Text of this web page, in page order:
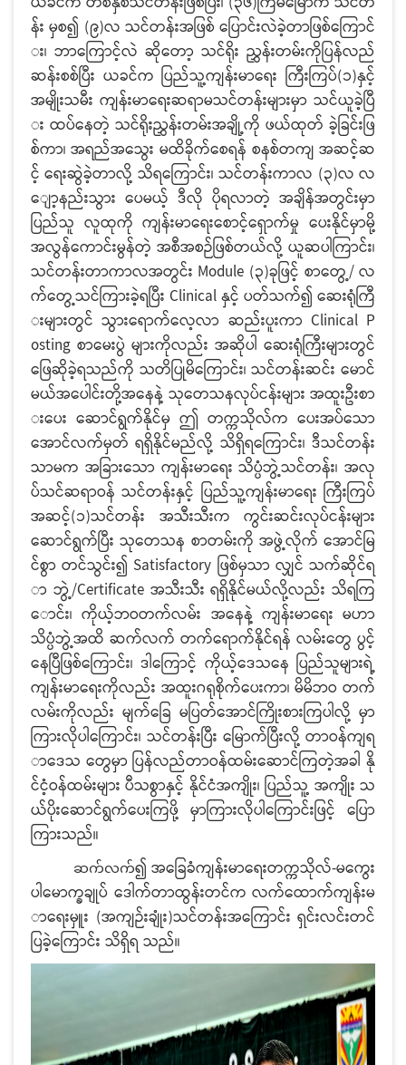
န်း မှစ၍ (၉)လ သင်တန်းအဖြစ် ပြောင်းလဲခဲ့တာဖြစ်ကြောင်
း၊ ဘာကြောင့်လဲ ဆိုတော့ သင်ရိုး ညွှန်းတမ်းကိုပြန်လည်
ဆန်းစစ်ပြီး ယခင်က ပြည်သူ့ကျန်းမာရေး ကြီးကြပ်(၁)နှင့်
အမျိုးသမီး ကျန်းမာရေးဆရာမသင်တန်းများမှာ သင်ယူခဲ့ပြီ
း ထပ်နေတဲ့ သင်ရိုးညွှန်းတမ်းအချို့ကို ဖယ်ထုတ် ခဲ့ခြင်းဖြ
စ်ကာ၊ အရည်အသွေး မထိခိုက်စေရန် စနစ်တကျ အဆင့်ဆ
င့် ရေးဆွဲခဲ့တာလို့ သိရကြောင်း၊ သင်တန်းကာလ (၃)လ လ
ျော့နည်းသွား ပေမယ့် ဒီလို ပိုရလာတဲ့ အချိန်အတွင်းမှာ
ပြည်သူ လူထုကို ကျန်းမာရေးစောင့်ရှောက်မှု ပေးနိုင်မှာမို့
အလွန်ကောင်းမွန်တဲ့ အစီအစဉ်ဖြစ်တယ်လို့ ယူဆပါကြာင်း၊
သင်တန်းတာကာလအတွင်း Module (၃)ခုဖြင့် စာတွေ့/ လ
က်တွေ့သင်ကြားခဲ့ရပြီး Clinical နှင့် ပတ်သက်၍ ဆေးရုံကြီ
းများတွင် သွားရောက်လေ့လာ ဆည်းပူးကာ Clinical P
osting စာမေးပွဲ များကိုလည်း အဆိုပါ ဆေးရုံကြီးများတွင်
ဖြေဆိုခဲ့ရသည်ကို သတိပြုမိကြောင်း၊ သင်တန်းဆင်း မောင်
မယ်အပေါင်းတို့အနေနဲ့ သုတေသနလုပ်ငန်းများ အထူးဦးစာ
းပေး ဆောင်ရွက်နိုင်မှ ဤ တက္ကသိုလ်က ပေးအပ်သော
အောင်လက်မှတ် ရရှိနိုင်မည်လို့ သိရှိရကြောင်း၊ ဒီသင်တန်း
သာမက အခြားသော ကျန်းမာရေး သိပ္ပံဘွဲ့သင်တန်း၊ အလု
ပ်သင်ဆရာဝန် သင်တန်းနှင့် ပြည်သူ့ကျန်းမာရေး ကြီးကြပ်
အဆင့်(၁)သင်တန်း အသီးသီးက ကွင်းဆင်းလုပ်ငန်းများ
ဆောင်ရွက်ပြီး သုတေသန စာတမ်းကို အဖွဲ့လိုက် အောင်မြ
င်စွာ တင်သွင်း၍ Satisfactory ဖြစ်မှသာ လျှင် သက်ဆိုင်ရ
ာ ဘွဲ့/Certificate အသီးသီး ရရှိနိုင်မယ်လို့လည်း သိရကြ
ောင်း၊ ကိုယ့်ဘဝတက်လမ်း အနေနဲ့ ကျန်းမာရေး မဟာ
သိပ္ပံဘွဲ့အထိ ဆက်လက် တက်ရောက်နိုင်ရန် လမ်းတွေ ပွင့်
နေပြီဖြစ်ကြောင်း၊ ဒါကြောင့် ကိုယ့်ဒေသနေ ပြည်သူများရဲ့
ကျန်းမာရေးကိုလည်း အထူးဂရုစိုက်ပေးကာ၊ မိမိဘဝ တက်
လမ်းကိုလည်း မျက်ခြေ မပြတ်အောင်ကြိုးစားကြပါလို့ မှာ
ကြားလိုပါကြောင်း၊ သင်တန်းပြီး မြောက်ပြီးလို့ တာဝန်ကျရ
ာဒေသ တွေမှာ ပြန်လည်တာဝန်ထမ်းဆောင်ကြတဲ့အခါ နို
င်ငံ့ဝန်ထမ်းများ ပီသစွာနှင့် နိုင်ငံအကျိုး၊ ပြည်သူ့ အကျိုး သ
ယ်ပိုးဆောင်ရွက်ပေးကြဖို့ မှာကြားလိုပါကြောင်းဖြင့် ပြော
ကြားသည်။
ဆက်လက်၍ အခြေခံကျန်းမာရေးတက္ကသိုလ်-မကွေး
ပါမောက္ခချုပ် ဒေါက်တာထွန်းတင်က လက်ထောက်ကျန်းမ
ာရေးမှူး (အကျဉ်းချုံး)သင်တန်းအကြောင်း ရှင်းလင်းတင်
ပြခဲ့ကြောင်း သိရှိရ သည်။